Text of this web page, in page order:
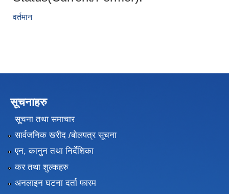
वर्तमान
सूचनाहरु
सूचना तथा समाचार
सार्वजनिक खरीद /बोलपत्र सूचना
एन, कानुन तथा निर्देशिका
कर तथा शुल्कहरु
अनलाइन घटना दर्ता फारम